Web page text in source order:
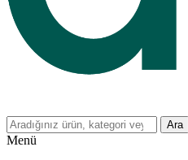
Ara
Menü